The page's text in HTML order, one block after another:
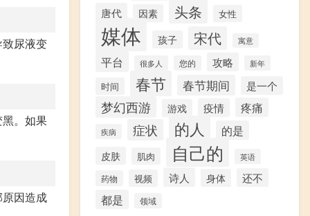
尿液变
。如果
因造成
唐代
因素 头条 女性
媒体 孩子 宋代 寓意
平台 很多人 您的 攻略 新年
时间 春节 春节期间 是一个
梦幻西游 游戏 疫情 疼痛
疾病 症状 的人 的是
皮肤 肌肉 自己的 英语
药物 视频 诗人 身体 还不
都是 领域